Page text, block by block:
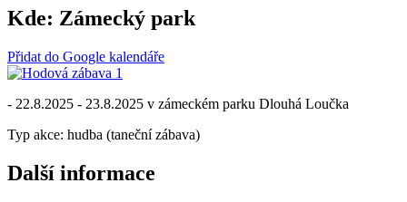
Kde: Zámecký park
Přidat do Google kalendáře
- 22.8.2025 - 23.8.2025 v zámeckém parku Dlouhá Loučka
Typ akce: hudba (taneční zábava)
Další informace